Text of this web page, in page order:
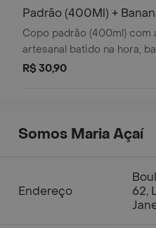
não enviamos os
separados. a promoção
preços dos
individualmente..
Padrão (400Ml) +
+ Mel
Copo padrão (400ml) com
artesanal batido na hora,
aveia e mel. o copo ira
R$ 30,90
Somos Maria Açaí
Endereço
62,